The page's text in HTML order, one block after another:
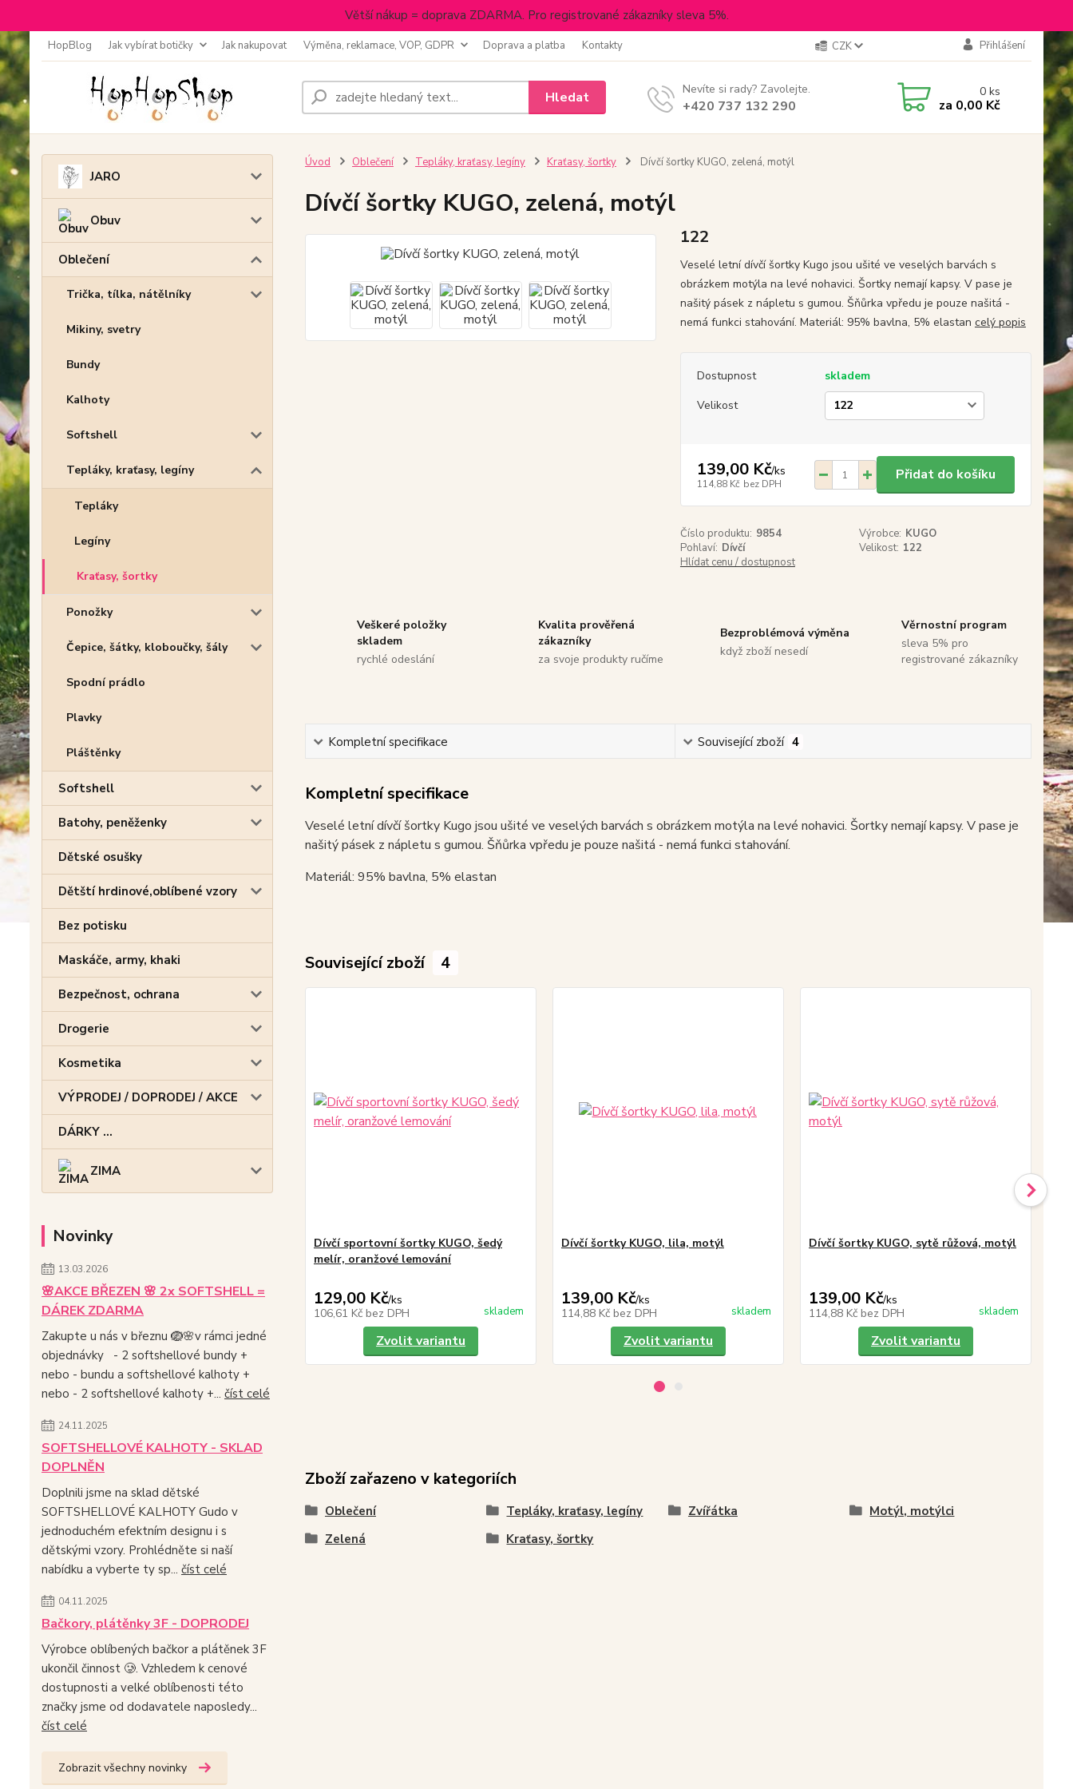
Větší nákup = doprava ZDARMA. Pro registrované zákazníky sleva 5%.
HopBlog Jak vybírat botičky Jak nakupovat Výměna, reklamace, VOP, GDPR Doprava a platba Kontakty CZK Přihlášení
Hledat Nevíte si rady? Zavolejte.
+420 737 132 290
0ks
za 0,00 Kč
JARO
Obuv
Oblečení
Trička, tílka, nátělníky
Mikiny, svetry
Bundy
Kalhoty
Softshell
Tepláky, kraťasy, legíny
Tepláky
Legíny
Kraťasy, šortky
Ponožky
Čepice, šátky, kloboučky, šály
Spodní prádlo
Plavky
Pláštěnky
Softshell
Batohy, peněženky
Dětské osušky
Dětští hrdinové,oblíbené vzory
Bez potisku
Maskáče, army, khaki
Bezpečnost, ochrana
Drogerie
Kosmetika
VÝPRODEJ / DOPRODEJ / AKCE
DÁRKY ...
ZIMA
Novinky
13.03.2026
🌸AKCE BŘEZEN 🌸 2x SOFTSHELL =
DÁREK ZDARMA
Zakupte u nás v březnu 🪺🌸v rámci jedné
objednávky - 2 softshellové bundy +
nebo - bundu a softshellové kalhoty +
nebo - 2 softshellové kalhoty +... číst celé
24.11.2025
SOFTSHELLOVÉ KALHOTY - SKLAD
DOPLNĚN
Doplnili jsme na sklad dětské
SOFTSHELLOVÉ KALHOTY Gudo v
jednoduchém efektním designu i s
dětskými vzory. Prohlédněte si naší
nabídku a vyberte ty sp... číst celé
04.11.2025
Bačkory, plátěnky 3F - DOPRODEJ
Výrobce oblíbených bačkor a plátěnek 3F
ukončil činnost 🥲. Vzhledem k cenové
dostupnosti a velké oblíbenosti této
značky jsme od dodavatele naposledy...
číst celé
Zobrazit všechny novinky
Úvod Oblečení Tepláky, kraťasy, legíny Kraťasy, šortky Dívčí šortky KUGO, zelená, motýl
Dívčí šortky KUGO, zelená, motýl
122
Veselé letní dívčí šortky Kugo jsou ušité ve veselých barvách s
obrázkem motýla na levé nohavici. Šortky nemají kapsy. V pase je
našitý pásek z nápletu s gumou. Šňůrka vpředu je pouze našitá -
nemá funkci stahování. Materiál: 95% bavlna, 5% elastan celý popis
Dostupnost
skladem
Velikost
139,00 Kč/ks
114,88 Kč bez DPH
Přidat do košíku
Číslo produktu: 9854 Výrobce: KUGO
Pohlaví: Dívčí Velikost: 122
Hlídat cenu / dostupnost
Veškeré položky
skladem
rychlé odeslání
Kvalita prověřená
zákazníky
za svoje produkty ručíme
Bezproblémová výměna
když zboží nesedí
Věrnostní program
sleva 5% pro
registrované zákazníky
Kompletní specifikace Související zboží 4
Kompletní specifikace
Veselé letní dívčí šortky Kugo jsou ušité ve veselých barvách s obrázkem motýla na levé nohavici. Šortky nemají kapsy. V pase je
našitý pásek z nápletu s gumou. Šňůrka vpředu je pouze našitá - nemá funkci stahování.
Materiál: 95% bavlna, 5% elastan
Související zboží 4
Dívčí sportovní šortky KUGO, šedý
melír, oranžové lemování
129,00 Kč/ks
106,61 Kč bez DPH skladem
Zvolit variantu
Dívčí šortky KUGO, lila, motýl
139,00 Kč/ks
114,88 Kč bez DPH skladem
Zvolit variantu
Dívčí šortky KUGO, sytě růžová, motýl
139,00 Kč/ks
114,88 Kč bez DPH skladem
Zvolit variantu
Zboží zařazeno v kategoriích
Oblečení Tepláky, kraťasy, legíny Zvířátka
Motýl, motýlci
Zelená
Kraťasy, šortky